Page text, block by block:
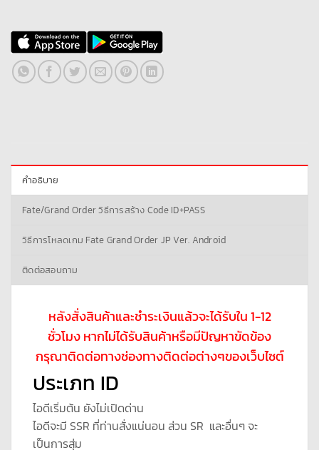
คำอธิบาย
Fate/Grand Order วิธีการสร้าง Code ID+PASS
วิธีการโหลดเกม Fate Grand Order JP Ver. Android
ติดต่อสอบถาม
หลังสั่งสินค้าและชำระเงินแล้วจะได้รับใน 1-12
ชั่วโมง หากไม่ได้รับสินค้าหรือมีปัญหาขัดข้อง
กรุณาติดต่อทางช่องทางติดต่อต่างๆของเว็บไซต์
ประเภท ID
ไอดีเริ่มต้น ยังไม่เปิดด่าน
ไอดีจะมี SSR ที่ท่านสั่งแน่นอน ส่วน SR และอื่นๆ จะ
เป็นการสุ่ม